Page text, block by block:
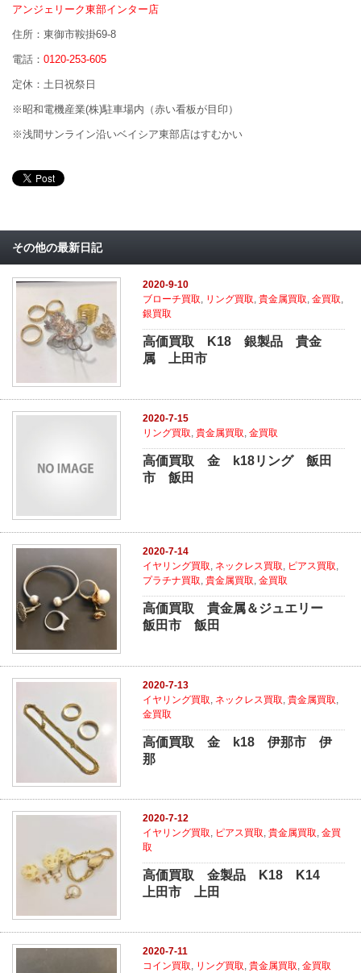
アンジェリーク東部インター店
住所：東御市鞍掛69-8
電話： 0120-253-605
定休：土日祝祭日
※昭和電機産業(株)駐車場内（赤い看板が目印）
※浅間サンライン沿いベイシア東部店はすむかい
その他の最新日記
2020-9-10
ブローチ買取, リング買取,貴金属買取,金買取,
銀買取
高価買取 K18 銀製品 貴金
属 上田市
2020-7-15
リング買取,貴金属買取,金買取
高価買取 金 k18リング 飯田
市 飯田
2020-7-14
イヤリング買取, ネックレス買取, ピアス買取,
プラチナ買取,貴金属買取,金買取
高価買取 貴金属＆ジュエリー
飯田市 飯田
2020-7-13
イヤリング買取 ネックレス買取 ,貴金属買取
金買取
高価買取 金 k18 伊那市 伊
那
2020-7-12
イヤリング買取, ピアス買取,貴金属買取,金買
取
高価買取 金製品 K18 K14
上田市 上田
2020-7-11
コイン買取, リング買取,貴金属買取,金買取